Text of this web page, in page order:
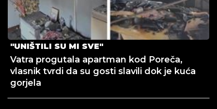
"UNIŠTILI SU MI SVE"
Vatra progutala apartman kod Poreča,
vlasnik tvrdi da su gosti slavili dok je kuća
gorjela